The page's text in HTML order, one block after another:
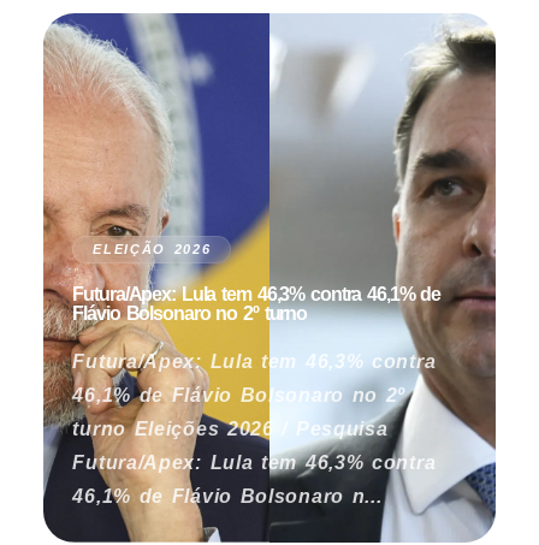
ELEIÇÃO 2026
Futura/Apex: Lula tem 46,3% contra 46,1% de
Flávio Bolsonaro no 2º turno
Futura/Apex: Lula tem 46,3% contra
46,1% de Flávio Bolsonaro no 2º
turno Eleições 2026 / Pesquisa
Futura/Apex: Lula tem 46,3% contra
46,1% de Flávio Bolsonaro n...